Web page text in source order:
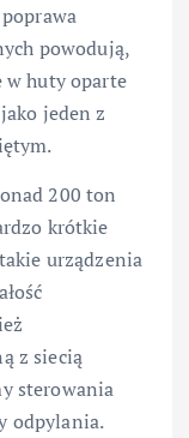
powodują,
w huty oparte
jeden z
200 ton
krótkie
urządzenia
z siecią
sterowania
odpylania.